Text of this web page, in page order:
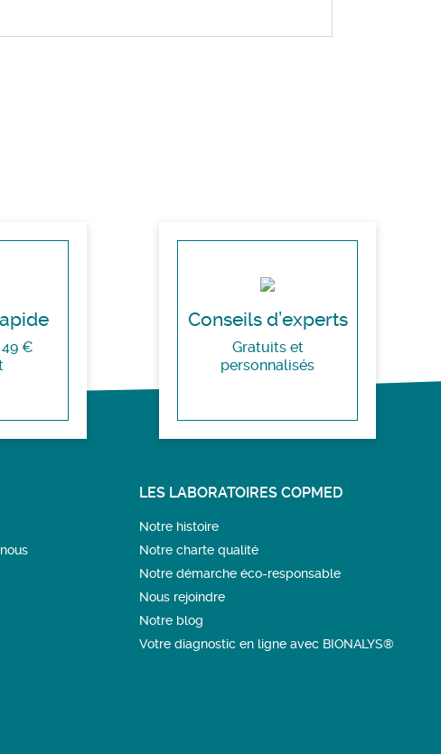
€
Conseils d’experts
Gratuits et
personnalisés
LES LABORATOIRES COPMED
Notre histoire
Notre charte qualité
Notre démarche éco-responsable
Nous rejoindre
Notre blog
Votre diagnostic en ligne avec BIONALYS®